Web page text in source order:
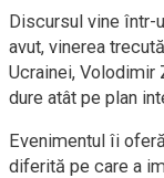
Discursul vine într-
avut, vinerea
Ucrainei, Volodimir
dure atât pe plan
Evenimentul îi
diferită pe care a